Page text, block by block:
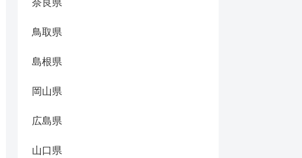
奈良県
鳥取県
島根県
岡山県
広島県
山口県